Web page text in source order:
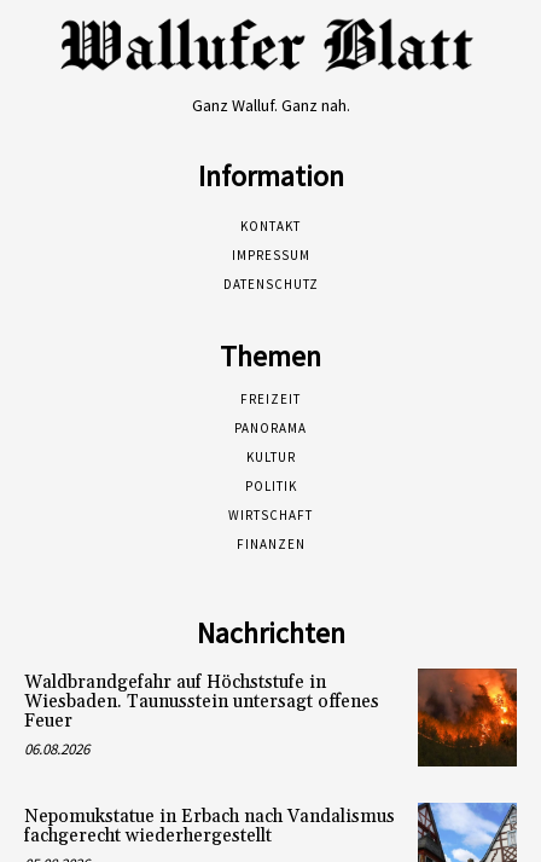
Ganz Walluf. Ganz nah.
Information
KONTAKT
IMPRESSUM
DATENSCHUTZ
Themen
FREIZEIT
PANORAMA
KULTUR
POLITIK
WIRTSCHAFT
FINANZEN
Nachrichten
Waldbrandgefahr auf Höchststufe in
Wiesbaden. Taunusstein untersagt offenes
Feuer
06.08.2026
Nepomukstatue in Erbach nach Vandalismus
fachgerecht wiederhergestellt